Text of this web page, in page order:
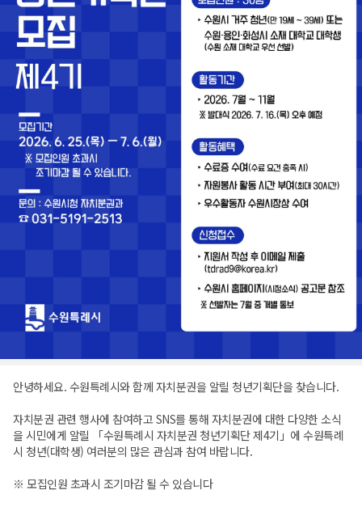
안녕하세요. 수원특례시와 함께 자치분권을 알릴 청년기획단을 찾습니다.
자치분권 관련 행사에 참여하고 SNS를 통해 자치분권에 대한 다양한 소식
을 시민에게 알릴 「수원특례시 자치분권 청년기획단 제4기」에 수원특례
시 청년(대학생) 여러분의 많은 관심과 참여 바랍니다.
※ 모집인원 초과시 조기마감 될 수 있습니다